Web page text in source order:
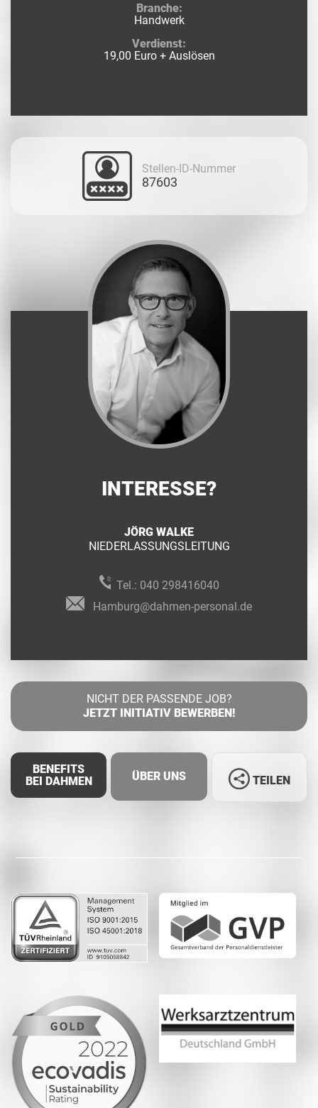
Branche:
Handwerk
Verdienst:
19,00 Euro + Auslösen
Stellen-ID-Nummer
87603
INTERESSE?
JÖRG WALKE
NIEDERLASSUNGSLEITUNG
Tel.: 040 298416040
Hamburg@dahmen-personal.de
NICHT DER PASSENDE JOB?
JETZT INITIATIV BEWERBEN!
BENEFITS
BEI DAHMEN
ÜBER UNS TEILEN